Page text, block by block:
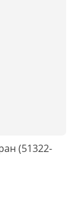
(51322-